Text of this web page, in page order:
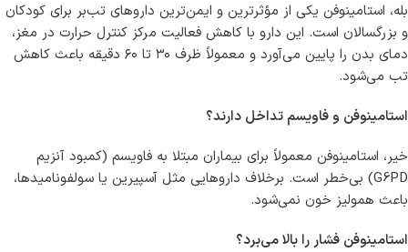
بله، استامینوفن یکی از مؤثرترین و ایمن‌ترین داروهای تب‌بر برای کودکان
و بزرگسالان است. این دارو با کاهش فعالیت مرکز کنترل حرارت در مغز،
دمای بدن را پایین می‌آورد و معمولاً ظرف ۳۰ تا ۶۰ دقیقه باعث کاهش
تب می‌شود.
استامینوفن و فاویسم تداخل دارند؟
خیر، استامینوفن معمولاً برای بیماران مبتلا به فاویسم (کمبود آنزیم
G6PD) بی‌خطر است. برخلاف داروهایی مثل آسپیرین یا سولفونامیدها،
باعث همولیز خون نمی‌شود.
استامینوفن فشار را بالا می‌برد؟